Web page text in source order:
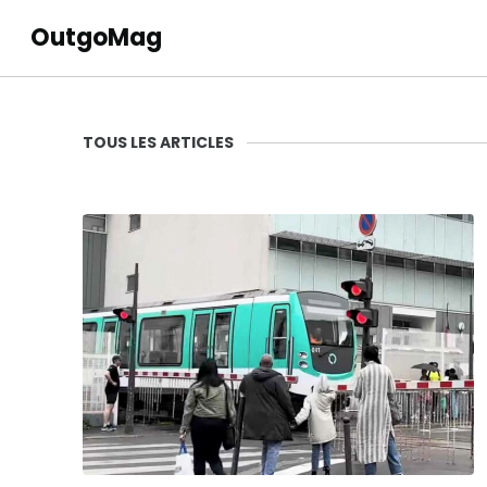
OutgoMag
TOUS LES ARTICLES